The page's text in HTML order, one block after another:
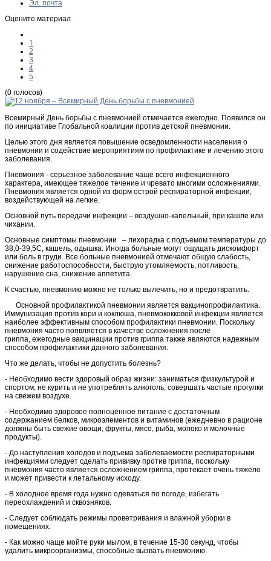
Эл. почта
Оцените материал
1
2
3
4
5
(0 голосов)
Всемирный День борьбы с пневмонией отмечается ежегодно. Появился он
по инициативе Глобальной коалиции против детской пневмонии.
Целью этого дня является повышение осведомленности населения о
пневмонии и содействие мероприятиям по профилактике и лечению этого
заболевания.
Пневмония - серьезное заболевание чаще всего инфекционного
характера, имеющее тяжелое течение и чревато многими осложнениями.
Пневмония является одной из форм острой респираторной инфекции,
воздействующей на легкие.
Основной путь передачи инфекции – воздушно-капельный, при кашле или
чихании.
Основные симптомы пневмонии – лихорадка с подъемом температуры до
38,0-39,5С, кашель, одышка. Иногда больные могут ощущать дискомфорт
или боль в груди. Все больные пневмонией отмечают общую слабость,
снижение работоспособности, быструю утомляемость, потливость,
нарушение сна, снижение аппетита.
К счастью, пневмонию можно не только вылечить, но и предотвратить.
Основной профилактикой пневмонии является вакцинопрофилактика.
Иммунизация против кори и коклюша, пневмококковой инфекции является
наиболее эффективным способом профилактики пневмонии. Поскольку
пневмония часто появляется в качестве осложнения после
гриппа, ежегодные вакцинации против гриппа также являются надежным
способом профилактики данного заболевания.
Что же делать, чтобы не допустить болезнь?
- Необходимо вести здоровый образ жизни: заниматься физкультурой и
спортом, не курить и не употреблять алкоголь, совершать частые прогулки
на свежем воздухе.
- Необходимо здоровое полноценное питание с достаточным
содержанием белков, микроэлементов и витаминов (ежедневно в рационе
должны быть свежие овощи, фрукты, мясо, рыба, молоко и молочные
продукты).
- До наступления холодов и подъема заболеваемости респираторными
инфекциями следует сделать прививку против гриппа, поскольку
пневмония часто является осложнением гриппа, протекает очень тяжело
и может привести к летальному исходу.
- В холодное время года нужно одеваться по погоде, избегать
переохлаждений и сквозняков.
- Следует соблюдать режимы проветривания и влажной уборки в
помещениях.
- Как можно чаще мойте руки мылом, в течение 15-30 секунд, чтобы
удалить микроорганизмы, способные вызвать пневмонию.